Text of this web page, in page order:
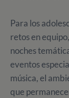
Para los
retos en
noches
eventos
música, el
que